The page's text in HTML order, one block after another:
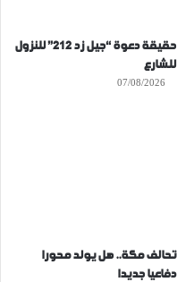
حقيقة دعوة “جيل زد 212” للنزول
للشارع
07/08/2026
تحالف مكة.. هل يولد محورا
دفاعيا جديدا